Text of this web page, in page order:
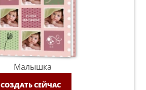
Малышка
СОЗДАТЬ СЕЙЧАС